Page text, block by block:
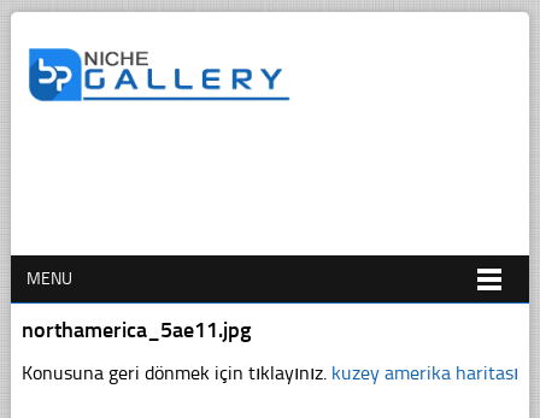
MENU
northamerica_5ae11.jpg
Konusuna geri dönmek için tıklayınız. kuzey amerika haritası